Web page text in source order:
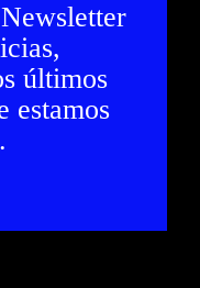
últimos
estamos